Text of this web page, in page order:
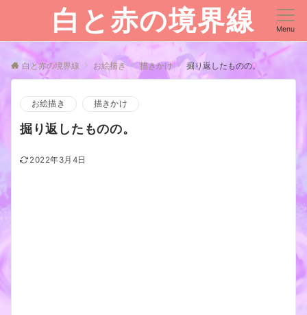
白と赤の境界線 Menu
白と赤の境界線 お絵描き 描きかけ 掘り返したものの。
お絵描き 描きかけ
掘り返したものの。
2022年3月4日